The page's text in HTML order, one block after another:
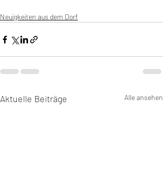
Neuigkeiten aus dem Dorf
Aktuelle Beiträge Alle ansehen